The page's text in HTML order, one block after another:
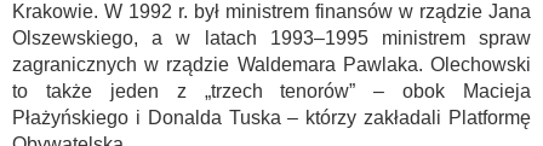
Krakowie. W 1992 r. był ministrem finansów w rządzie Jana
Olszewskiego, a w latach 1993–1995 ministrem spraw
zagranicznych w rządzie Waldemara Pawlaka. Olechowski
to także jeden z „trzech tenorów” – obok Macieja
Płażyńskiego i Donalda Tuska – którzy zakładali Platformę